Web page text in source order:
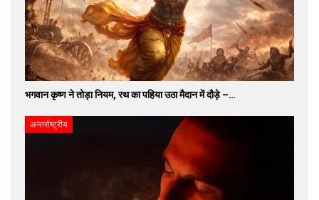
भगवान कृष्ण ने तोड़ा नियम, रथ का पहिया उठा मैदान में दौड़े –…
अन्तर्राष्ट्रीय